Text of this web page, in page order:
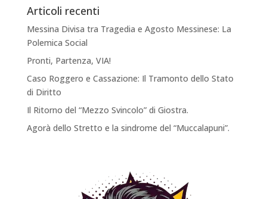
Articoli recenti
Messina Divisa tra Tragedia e Agosto Messinese: La
Polemica Social
Pronti, Partenza, VIA!
Caso Roggero e Cassazione: Il Tramonto dello Stato
di Diritto
Il Ritorno del “Mezzo Svincolo” di Giostra.
Agorà dello Stretto e la sindrome del “Muccalapuni”.